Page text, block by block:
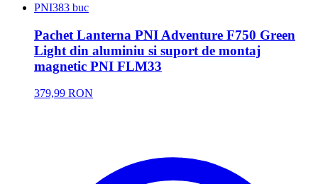
PNI383 buc
Pachet Lanterna PNI Adventure F750 Green
Light din aluminiu si suport de montaj
magnetic PNI FLM33
379,99 RON